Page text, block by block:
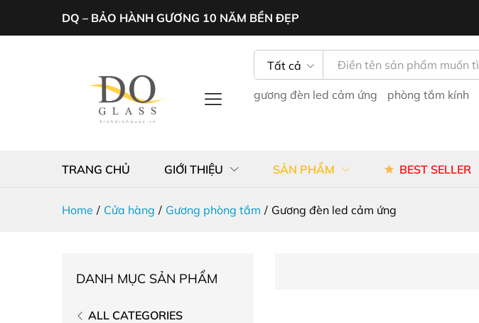
DQ – BẢO HÀNH GƯƠNG 10 NĂM BỀN ĐẸP
Tất cả
gương đèn led cảm ứng phòng tắm kính
TRANG CHỦ GIỚI THIỆU SẢN PHẨM BEST SELLER
Home / Cửa hàng / Gương phòng tắm / Gương đèn led cảm ứng
DANH MỤC SẢN PHẨM
ALL CATEGORIES